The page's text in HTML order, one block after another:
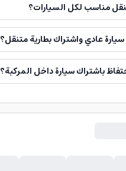
مناسب لكل السيارات؟
عادي واشتراك بطارية متنقل؟
باشتراك سيارة داخل المركبة؟